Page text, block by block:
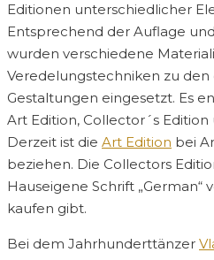
Editionen unterschiedlicher
Entsprechend der Auflage
wurden verschiedene
Veredelungstechniken zu
Gestaltungen eingesetzt. Es
Art Edition, Collector´s
Derzeit ist die Art Edition bei
beziehen. Die Collectors
Hauseigene Schrift „German“
kaufen gibt.
Bei dem Jahrhunderttänzer